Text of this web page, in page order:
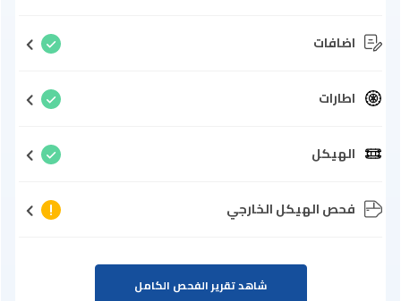
اضافات
اطارات
الهيكل
فحص الهيكل الخارجي
شاهد تقرير الفحص الكامل